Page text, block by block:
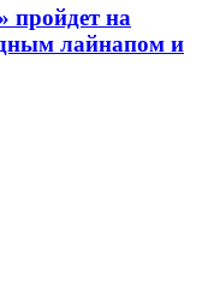
на
лайнапом и